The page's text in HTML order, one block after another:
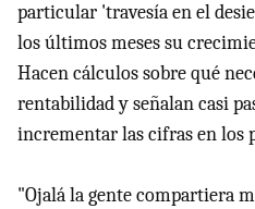
particular 'travesía en el
los últimos meses su
Hacen cálculos sobre qué
rentabilidad y señalan casi
incrementar las cifras en los
"Ojalá la gente compartiera